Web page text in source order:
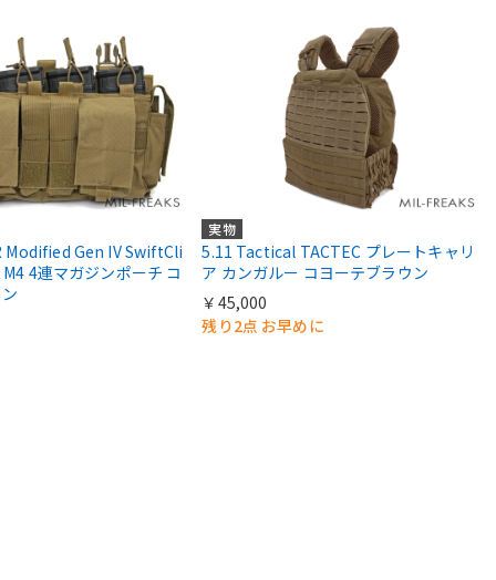
Modified Gen IV SwiftCli
4連マガジンポーチ コ
実物
5.11 Tactical TACTEC プレートキャリ
ア カンガルー コヨーテブラウン
￥45,000
残り2点 お早めに